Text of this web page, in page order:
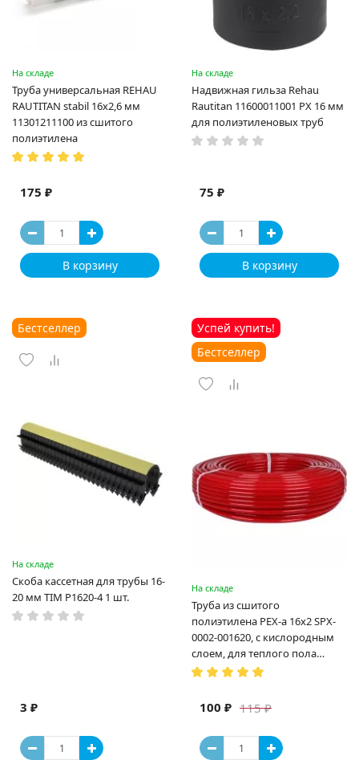
На складе
Труба универсальная REHAU
RAUTITAN stabil 16х2,6 мм
11301211100 из сшитого
полиэтилена
175 ₽
В корзину
На складе
Надвижная гильза Rehau
Rautitan 11600011001 PX 16 мм
для полиэтиленовых труб
75 ₽
В корзину
Бестселлер
На складе
Скоба кассетная для трубы 16-
20 мм TIM P1620-4 1 шт.
3 ₽
Успей купить!
Бестселлер
На складе
Труба из сшитого
полиэтилена PEX-a 16х2 SPX-
0002-001620, с кислородным
слоем, для теплого пола
(Испания)
115 ₽
100 ₽